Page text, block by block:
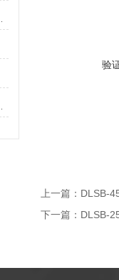
验
上一篇： DLSB-
下一篇： DLSB-